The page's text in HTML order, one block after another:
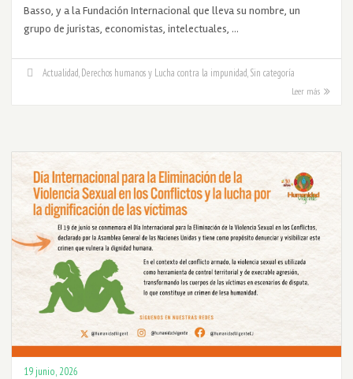
Basso, y a la Fundación Internacional que lleva su nombre, un
grupo de juristas, economistas, intelectuales, …
Actualidad Derechos humanos y Lucha contra la impunidad Sin categoría
Leer más
19 junio, 2026